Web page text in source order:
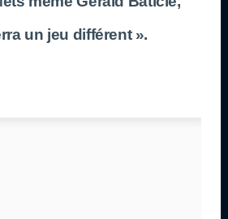
un jeu différent ».